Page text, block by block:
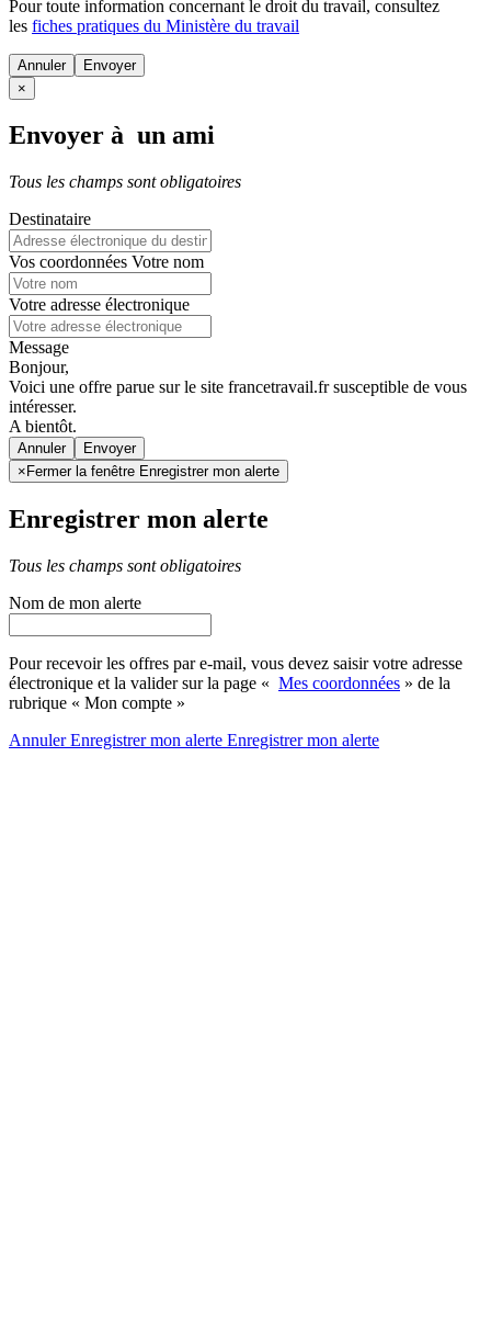
Pour toute information concernant le droit du travail, consultez
les fiches pratiques du Ministère du travail
Annuler
×
Envoyer à un ami
Tous les champs sont obligatoires
Destinataire
Vos coordonnées Votre nom
Votre adresse électronique
Message
Bonjour,
Voici une offre parue sur le site francetravail.fr susceptible de vous
intéresser.
A bientôt.
Annuler
× Fermer la fenêtre Enregistrer mon alerte
Enregistrer mon alerte
Tous les champs sont obligatoires
Nom de mon alerte
Pour recevoir les offres par e-mail, vous devez saisir votre adresse
électronique et la valider sur la page « Mes coordonnées » de la
rubrique « Mon compte »
AnnulerEnregistrer mon alerte Enregistrermon alerte